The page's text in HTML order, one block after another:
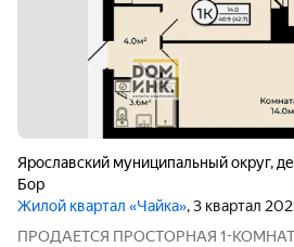
Ярославский муниципальный округ,
Бор
Жилой квартал «Чайка», 3 квартал
ПРОДАЕТСЯ ПРОСТОРНАЯ 1-